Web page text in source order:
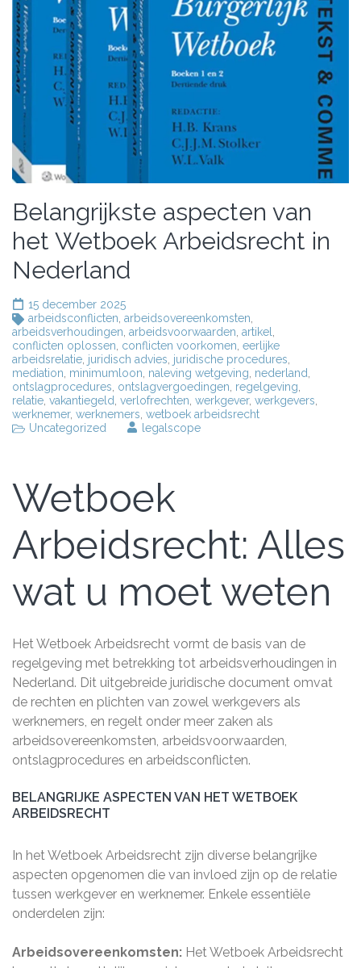
Belangrijkste aspecten van
het Wetboek Arbeidsrecht in
Nederland
15 december 2025
arbeidsconflicten arbeidsovereenkomsten
arbeidsverhoudingen arbeidsvoorwaarden artikel
conflicten oplossen conflicten voorkomen eerlijke
arbeidsrelatie juridisch advies juridische procedures
mediation minimumloon naleving wetgeving nederland
ontslagprocedures ontslagvergoedingen regelgeving
relatie vakantiegeld verlofrechten werkgever, werkgevers
werknemer, werknemers wetboek arbeidsrecht
Uncategorized
legalscope
Wetboek
Arbeidsrecht: Alles
wat u moet weten
Het Wetboek Arbeidsrecht vormt de basis van de
regelgeving met betrekking tot arbeidsverhoudingen in
Nederland. Dit uitgebreide juridische document omvat
de rechten en plichten van zowel werkgevers als
werknemers, en regelt onder meer zaken als
arbeidsovereenkomsten, arbeidsvoorwaarden,
ontslagprocedures en arbeidsconflicten.
BELANGRIJKE ASPECTEN VAN HET WETBOEK
ARBEIDSRECHT
In het Wetboek Arbeidsrecht zijn diverse belangrijke
aspecten opgenomen die van invloed zijn op de relatie
tussen werkgever en werknemer. Enkele essentiële
onderdelen zijn:
Arbeidsovereenkomsten: Het Wetboek Arbeidsrecht